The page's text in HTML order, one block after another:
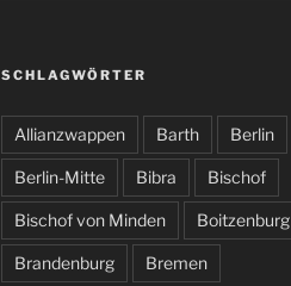
SCHLAGWÖRTER
Allianzwappen Barth Berlin
Berlin-Mitte Bibra Bischof
Bischof von Minden Boitzenburg
Brandenburg Bremen